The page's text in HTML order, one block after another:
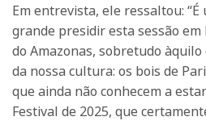
Em entrevista, ele ressaltou:
grande presidir esta sessão
do Amazonas, sobretudo
da nossa cultura: os bois de
que ainda não conhecem a
Festival de 2025, que